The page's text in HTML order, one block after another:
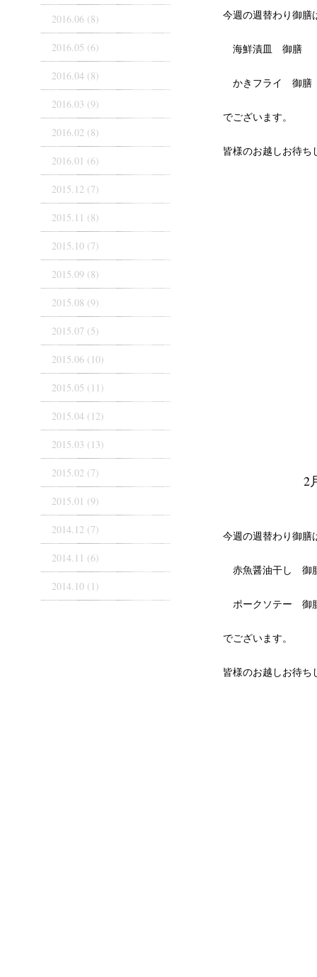
今週の週替わり御膳
海鮮漬皿 御膳
かきフライ 御膳
でございます。
皆様のお越しお待ち
2
今週の週替わり御膳
赤魚醤油干し 御
ポークソテー 御
でございます。
皆様のお越しお待ち
2016.06 (8)
2016.05 (6)
2016.04 (8)
2016.03 (9)
2016.02 (8)
2016.01 (6)
2015.12 (7)
2015.11 (8)
2015.10 (7)
2015.09 (8)
2015.08 (9)
2015.07 (5)
2015.06 (10)
2015.05 (11)
2015.04 (12)
2015.03 (13)
2015.02 (7)
2015.01 (9)
2014.12 (7)
2014.11 (6)
2014.10 (1)